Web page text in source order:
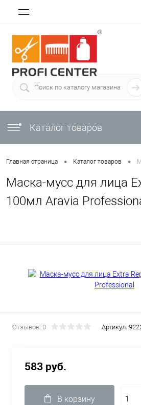
Каталог товаров
Главная страница • Каталог товаров •
Маска-мусс для лица
100мл Aravia
Отзывов: 0 Артикул:
583 руб.
В корзину